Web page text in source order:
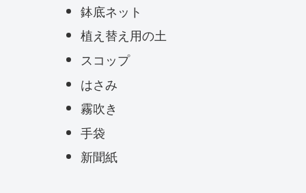
鉢底ネット
植え替え用の土
スコップ
はさみ
霧吹き
手袋
新聞紙